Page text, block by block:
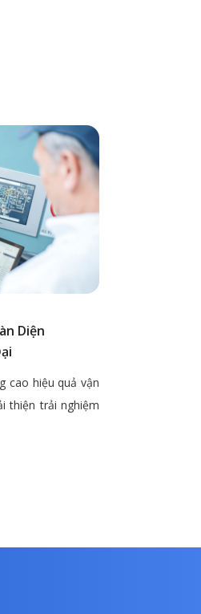
Diện
cao hiệu quả vận
thiện trải nghiệm